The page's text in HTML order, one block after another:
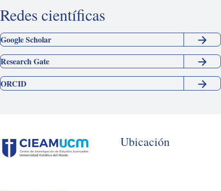
Redes científicas
Google Scholar
Research Gate
ORCID
Ubicación